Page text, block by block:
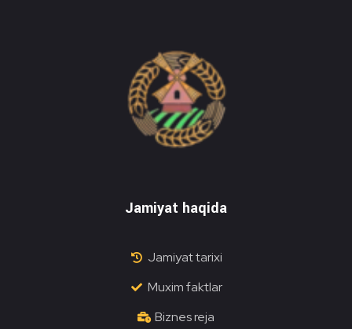
Jamiyat haqida
Jamiyat tarixi
Muxim faktlar
Biznes reja